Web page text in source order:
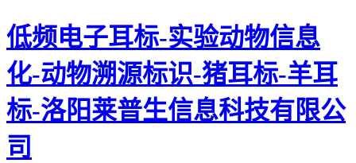
低频电子耳标-实验动物信息
化-动物溯源标识-猪耳标-羊耳
标-洛阳莱普生信息科技有限公
司